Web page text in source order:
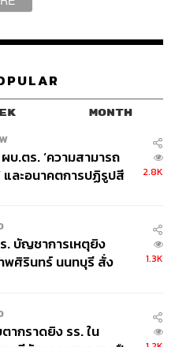
ณ ธนาคารกสิกรไทย
หม่ พักผ่อนทั้งร่างกายและ
เปลี่ยนไป แต่คนจะเริ่ม
ที่เติบโตเฟื่องฟูเพียงข้าม
MONTH
บ.ตร. ‘ความสามารถ
และอนาคตการปฏิรูปสี
2.8K
. บัญชาการเหตุยิง
พศิรินทร์ นนทบุรี สั่ง
1.3K
ากราดยิง รร. ใน